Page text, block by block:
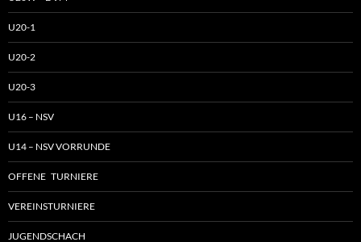
U20-1
U20-2
U20-3
U16 – NSV
U14 – NSV VORRUNDE
OFFENE TURNIERE
VEREINSTURNIERE
JUGENDSCHACH